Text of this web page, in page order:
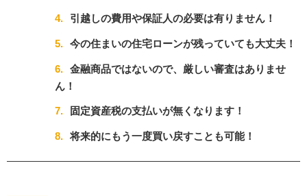
4. 引越しの費用や保証人の必要は有りません！
5. 今の住まいの住宅ローンが残っていても大丈夫！
6. 金融商品ではないので、厳しい審査はありませ
ん！
7. 固定資産税の支払いが無くなります！
8. 将来的にもう一度買い戻すことも可能！